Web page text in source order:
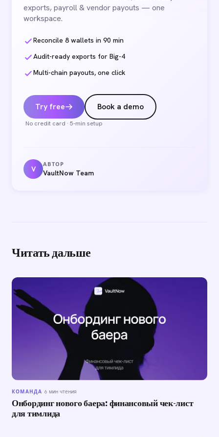
exports, payroll & vendor payouts — one
workspace.
Reconcile 8 wallets in 90 min
Audit-ready exports for Big-4
Multi-chain payouts, one click
Try free Book a demo
No credit card · 5-min setup
V
АВТОР
VaultNow Team
Читать дальше
КОМАНДА 6 мин чтения
Онбординг нового баера: финансовый чек-лист
для тимлида